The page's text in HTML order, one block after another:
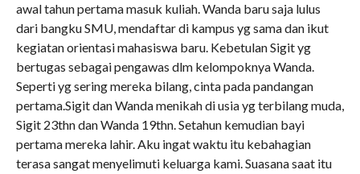
awal tahun pertama masuk kuliah. Wanda baru saja lulus
dari bangku SMU, mendaftar di kampus yg sama dan ikut
kegiatan orientasi mahasiswa baru. Kebetulan Sigit yg
bertugas sebagai pengawas dlm kelompoknya Wanda.
Seperti yg sering mereka bilang, cinta pada pandangan
pertama.Sigit dan Wanda menikah di usia yg terbilang muda,
Sigit 23thn dan Wanda 19thn. Setahun kemudian bayi
pertama mereka lahir. Aku ingat waktu itu kebahagian
terasa sangat menyelimuti keluarga kami. Suasana saat itu